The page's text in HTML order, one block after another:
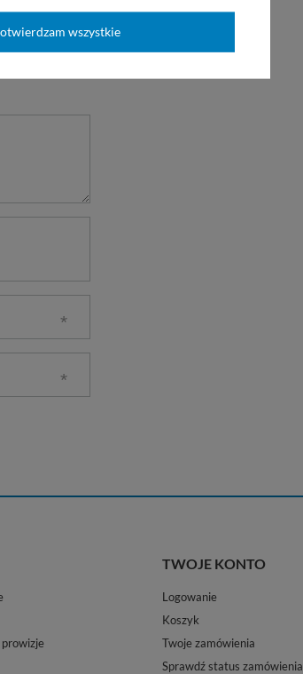
prowizje
TWOJE KONTO
Logowanie
Koszyk
Twoje zamówienia
Sprawdź status zamówienia
wszystkie